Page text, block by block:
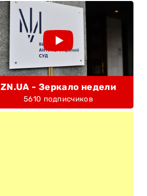
ZN.UA - Зеркало недели
5610 подписчиков